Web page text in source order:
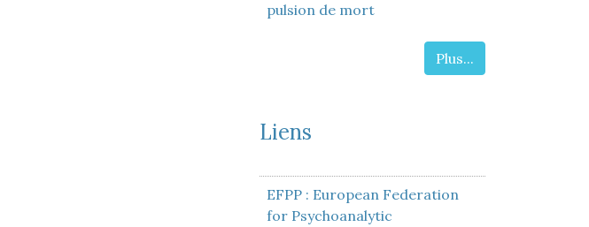
pulsion de mort
Plus...
Liens
EFPP : European Federation
for Psychoanalytic